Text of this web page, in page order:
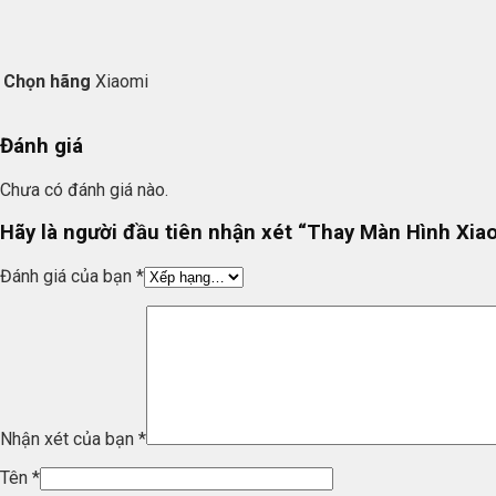
Chọn hãng Xiaomi
Đánh giá
Chưa có đánh giá nào.
Hãy là người đầu tiên nhận xét “Thay Màn Hình
Đánh giá của bạn *
Nhận xét của bạn *
Tên *